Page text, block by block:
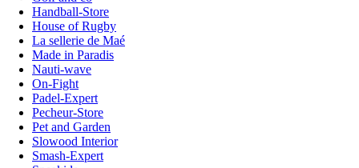
Handball-Store
House of Rugby
La sellerie de Maé
Made in Paradis
Nauti-wave
On-Fight
Padel-Expert
Pecheur-Store
Pet and Garden
Slowood Interior
Smash-Expert